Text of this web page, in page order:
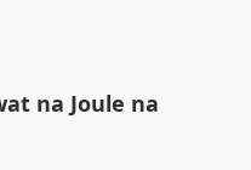
na Joule na